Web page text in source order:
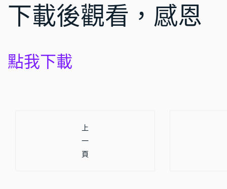
下載後觀看，感恩
點我下載
上一篇文章: 如何進行有不同層級學員的教學活
上
一
頁